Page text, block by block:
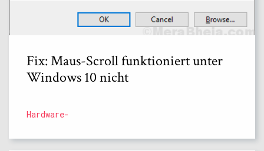
Fix: Maus-Scroll funktioniert unter
Windows 10 nicht
Hardware-